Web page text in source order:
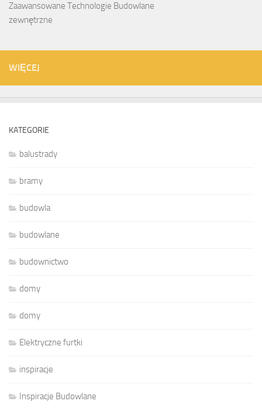
Zaawansowane Technologie Budowlane
zewnętrzne
WIĘCEJ
KATEGORIE
balustrady
bramy
budowla
budowlane
budownictwo
domy
domy
Elektryczne furtki
inspiracje
Inspiracje Budowlane